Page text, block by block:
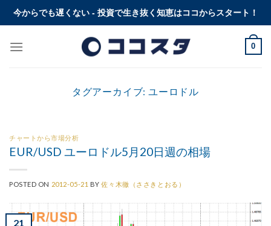
Skip今からでも遅くない - 投資で生き抜く知恵はココからスタート！
0
タグアーカイブ:ユーロドル
チャートから市場分析
EUR/USD ユーロドル5月20日週の相場
POSTED ON 2012-05-21 BY佐々木徹（ささきとおる）
21